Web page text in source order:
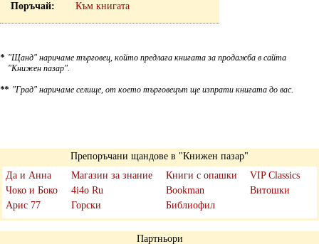
Към книгата
* "Щанд" наричаме търговец, който предлага книгата за продажба в сайта
"Книжен пазар".
** "Град" наричаме селище, от което търговецът ще изпрати книгата до вас.
Препоръчани щандове в "Книжен пазар"
Да и Анна
Чоко и Боко
Арис 77
Магазин за знание
4i4o Ru
Горски
Книги с опашки
Bookman
Библиофил
VIP Classics
Витошки
Партньори